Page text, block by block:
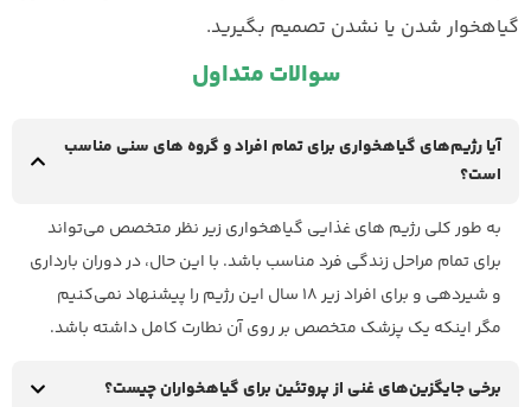
گیاهخوار شدن یا نشدن تصمیم بگیرید.
سوالات متداول
آیا رژیم‌های گیاهخواری برای تمام افراد و گروه های سنی مناسب
است؟
به طور کلی رژیم های غذایی گیاهخواری زیر نظر متخصص می‌تواند
برای تمام مراحل زندگی فرد مناسب باشد. با این حال، در دوران بارداری
و شیردهی و برای افراد زیر 18 سال این رژیم را پیشنهاد نمی‌کنیم
مگر اینکه یک پزشک متخصص بر روی آن نطارت کامل داشته باشد.
برخی جایگزین‌های غنی از پروتئین برای گیاهخواران چیست؟